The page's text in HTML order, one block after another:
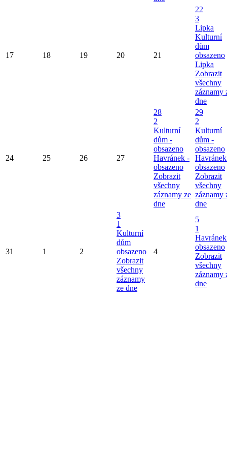
17 18 19 20 21
22
3
Lipka
Kulturní
dům
obsazeno
Lipka
Zobrazit
všechny
záznamy
dne
24 25 26 27
28
2
Kulturní
dům -
obsazeno
Havránek -
obsazeno
Zobrazit
všechny
záznamy ze
dne
29
2
Kulturní
dům -
obsazeno
obsazeno
Zobrazit
všechny
záznamy
dne
31 1 2
3
1
Kulturní
dům
obsazeno
Zobrazit
všechny
záznamy
ze dne
4
5
1
obsazeno
Zobrazit
všechny
záznamy
dne